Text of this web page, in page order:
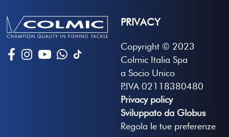
PRIVACY
Copyright © 2023
Colmic Italia Spa
a Socio Unico
P.IVA 02118380480
Privacy policy
Sviluppato da Globus
Regola le tue preferenze